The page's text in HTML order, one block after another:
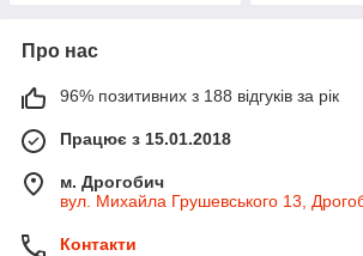
Про нас
96% позитивних з 188 відгуків за рік
Працює з 15.01.2018
м. Дрогобич
вул. Михайла Грушевського 13,
Контакти